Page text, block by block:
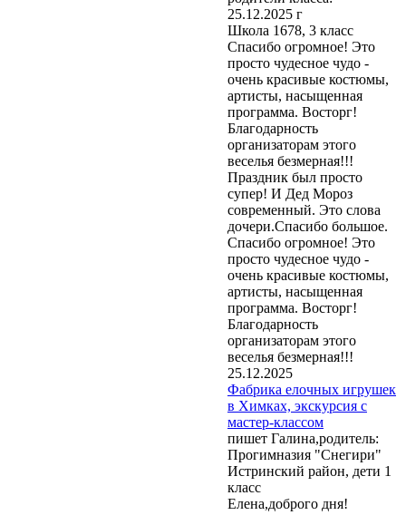
25.12.2025 г
Школа 1678, 3 класс
Спасибо огромное! Это
просто чудесное чудо -
очень красивые костюмы,
артисты, насыщенная
программа. Восторг!
Благодарность
организаторам этого
веселья безмерная!!!
Праздник был просто
супер! И Дед Мороз
современный. Это слова
дочери.Спасибо большое.
Спасибо огромное! Это
просто чудесное чудо -
очень красивые костюмы,
артисты, насыщенная
программа. Восторг!
Благодарность
организаторам этого
веселья безмерная!!!
25.12.2025
Фабрика елочных игрушек
в Химках, экскурсия с
мастер-классом
пишет Галина,родитель:
Прогимназия "Снегири"
Истринский район, дети 1
класс
Елена,доброго дня!